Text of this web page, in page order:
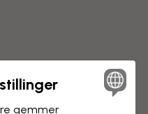
gemmer